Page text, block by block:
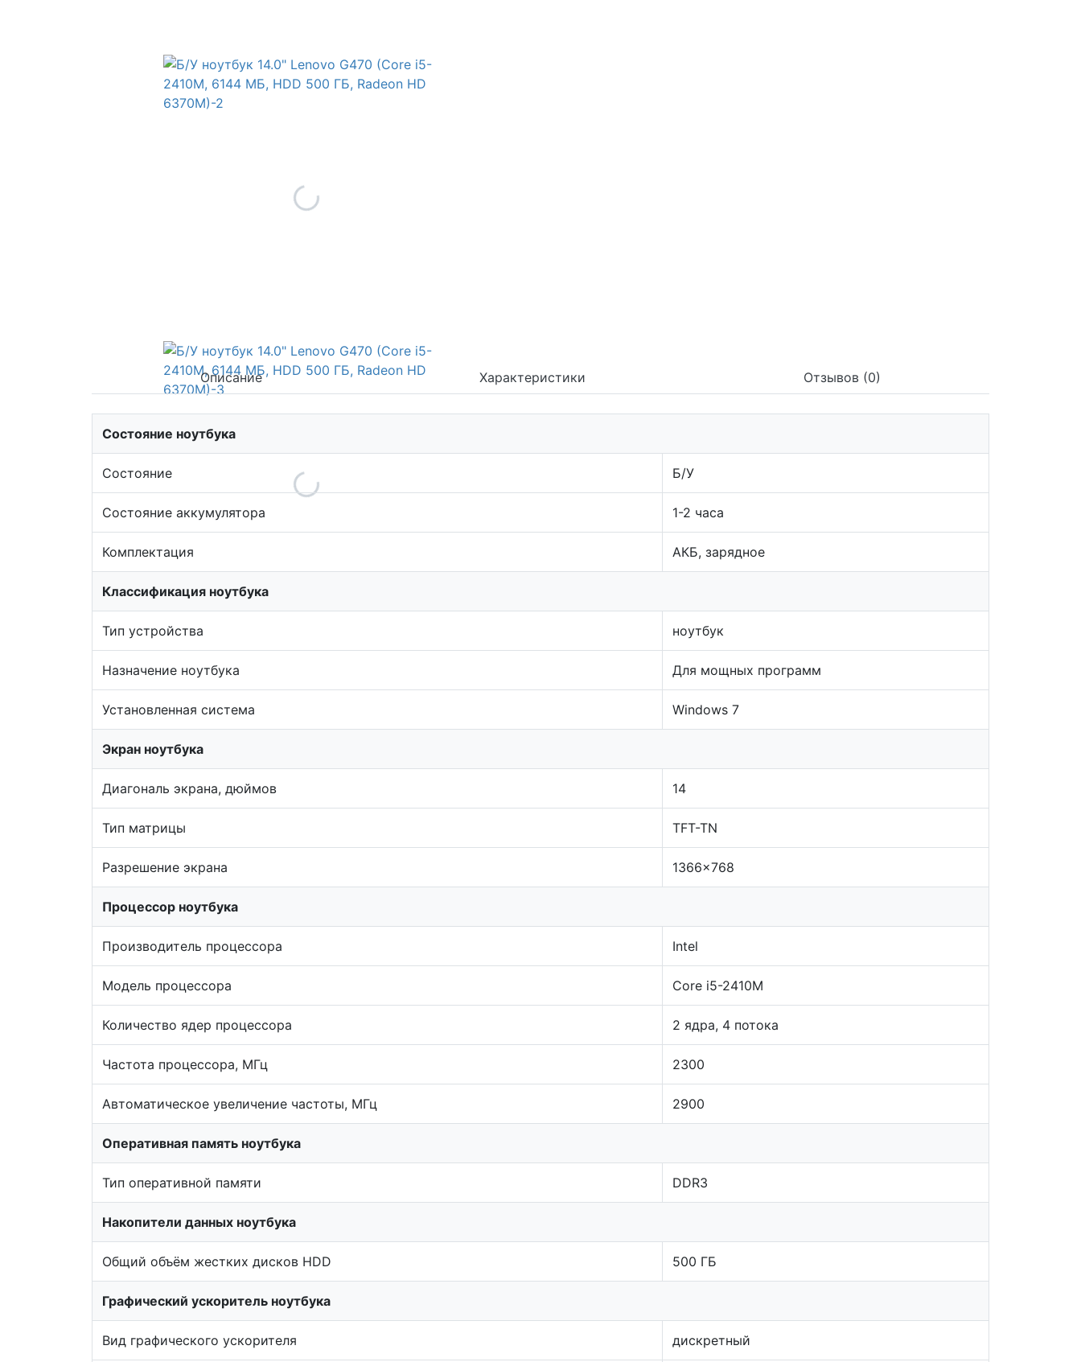
Описание Характеристики Отзывов (0)
Состояние ноутбука
Состояние Б/У
Состояние аккумулятора 1-2 часа
Комплектация АКБ, зарядное
Классификация ноутбука
Тип устройства ноутбук
Назначение ноутбука Для мощных программ
Установленная система Windows 7
Экран ноутбука
Диагональ экрана, дюймов 14
Тип матрицы TFT-TN
Разрешение экрана 1366x768
Процессор ноутбука
Производитель процессора Intel
Модель процессора Core i5-2410M
Количество ядер процессора 2 ядра, 4 потока
Частота процессора, МГц 2300
Автоматическое увеличение частоты, МГц 2900
Оперативная память ноутбука
Тип оперативной памяти DDR3
Накопители данных ноутбука
Общий объём жестких дисков HDD 500 ГБ
Графический ускоритель ноутбука
Вид графического ускорителя дискретный